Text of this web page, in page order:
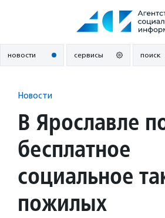
новости сервисы поиск
Новости
В Ярославле
бесплатное
социальное
пожилых